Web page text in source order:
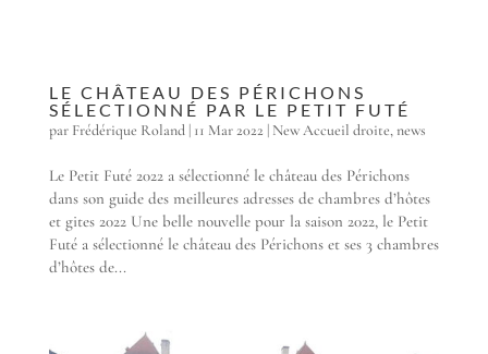
LE CHÂTEAU DES PÉRICHONS
SÉLECTIONNÉ PAR LE PETIT FUTÉ
par Frédérique Roland| 11 Mar 2022 | New Accueil droite,news
Le Petit Futé 2022 a sélectionné le château des Périchons
dans son guide des meilleures adresses de chambres d’hôtes
et gites 2022 Une belle nouvelle pour la saison 2022, le Petit
Futé a sélectionné le château des Périchons et ses 3 chambres
d’hôtes de...